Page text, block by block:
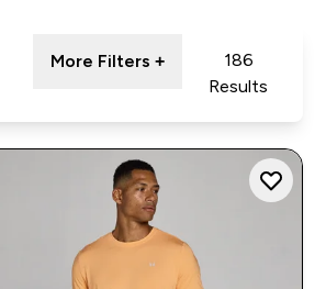
More Filters +
186
Results